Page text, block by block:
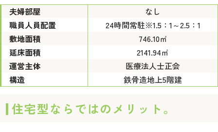
夫婦部屋
なし
職員人員配置
24時間常駐※1.5：1～2.5：1
敷地面積
746.10㎡
延床面積
2141.94㎡
運営主体
医療法人士正会
構造
鉄骨造地上5階建
住宅型ならではのメリット。